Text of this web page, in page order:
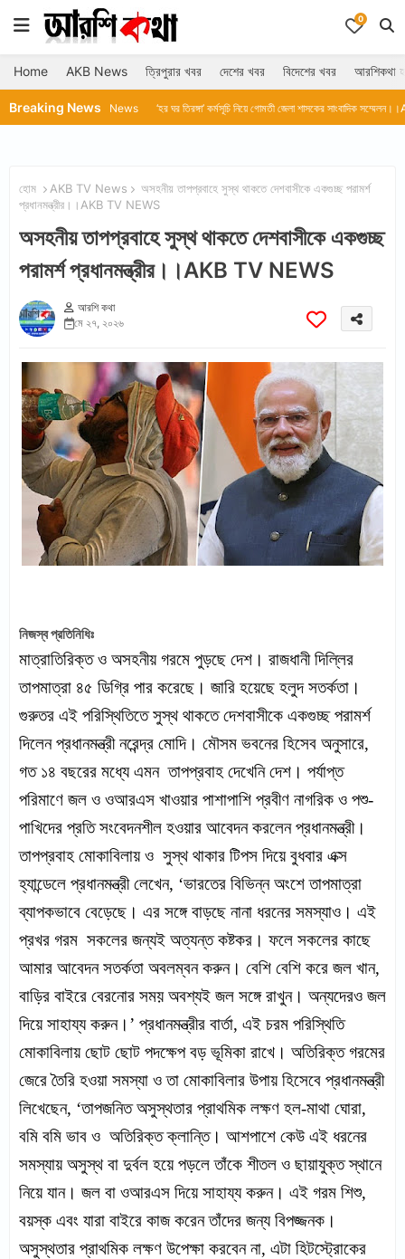
0
Home AKB News ত্রিপুরার খবর দেশের খবর বিদেশের খবর আরশিকথা
Breaking News
TV News ‘হর ঘর তিরঙ্গা’ কর্মসূচি নিয়ে গোমতী জেলা শাসকের সাংবাদিক সম্মেলন।।AKB TV News
হোম AKB TV News
অসহনীয় তাপপ্রবাহে সুস্থ থাকতে দেশবাসীকে একগুচ্ছ পরামর্শ
প্রধানমন্ত্রীর।।AKB TV NEWS
অসহনীয় তাপপ্রবাহে সুস্থ থাকতে দেশবাসীকে একগুচ্ছ
পরামর্শ প্রধানমন্ত্রীর।।AKB TV NEWS
আরশি কথা
মে ২৭, ২০২৬
নিজস্ব প্রতিনিধিঃ
মাত্রাতিরিক্ত ও অসহনীয় গরমে পুড়ছে দেশ। রাজধানী দিল্লির
তাপমাত্রা ৪৫ ডিগ্রি পার করেছে। জারি হয়েছে হলুদ সতর্কতা।
গুরুতর এই পরিস্থিতিতে সুস্থ থাকতে দেশবাসীকে একগুচ্ছ পরামর্শ
দিলেন প্রধানমন্ত্রী নরেন্দ্র মোদি। মৌসম ভবনের হিসেব অনুসারে,
গত ১৪ বছরের মধ্যে এমন তাপপ্রবাহ দেখেনি দেশ। পর্যাপ্ত
পরিমাণে জল ও ওআরএস খাওয়ার পাশাপাশি প্রবীণ নাগরিক ও পশু-
পাখিদের প্রতি সংবেদনশীল হওয়ার আবেদন করলেন প্রধানমন্ত্রী।
তাপপ্রবাহ মোকাবিলায় ও সুস্থ থাকার টিপস দিয়ে বুধবার এক্স
হ্যান্ডেলে প্রধানমন্ত্রী লেখেন, ‘ভারতের বিভিন্ন অংশে তাপমাত্রা
ব্যাপকভাবে বেড়েছে। এর সঙ্গে বাড়ছে নানা ধরনের সমস্যাও। এই
প্রখর গরম সকলের জন্যই অত্যন্ত কষ্টকর। ফলে সকলের কাছে
আমার আবেদন সতর্কতা অবলম্বন করুন। বেশি বেশি করে জল খান,
বাড়ির বাইরে বেরনোর সময় অবশ্যই জল সঙ্গে রাখুন। অন্যদেরও জল
দিয়ে সাহায্য করুন।’ প্রধানমন্ত্রীর বার্তা, এই চরম পরিস্থিতি
মোকাবিলায় ছোট ছোট পদক্ষেপ বড় ভূমিকা রাখে। অতিরিক্ত গরমের
জেরে তৈরি হওয়া সমস্যা ও তা মোকাবিলার উপায় হিসেবে প্রধানমন্ত্রী
লিখেছেন, ‘তাপজনিত অসুস্থতার প্রাথমিক লক্ষণ হল-মাথা ঘোরা,
বমি বমি ভাব ও অতিরিক্ত ক্লান্তি। আশপাশে কেউ এই ধরনের
সমস্যায় অসুস্থ বা দুর্বল হয়ে পড়লে তাঁকে শীতল ও ছায়াযুক্ত স্থানে
নিয়ে যান। জল বা ওআরএস দিয়ে সাহায্য করুন। এই গরম শিশু,
বয়স্ক এবং যারা বাইরে কাজ করেন তাঁদের জন্য বিপজ্জনক।
অসুস্থতার প্রাথমিক লক্ষণ উপেক্ষা করবেন না, এটা হিটস্ট্রোকের